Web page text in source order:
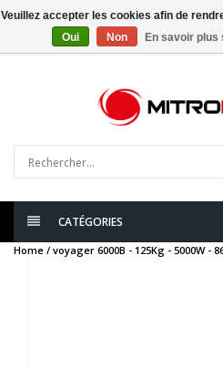
0articles
CATÉGORIES
Home / voyager 6000B - 125Kg - 5000W -
Veuillez accepter les cookies afin de
Oui
Non En savoir plus